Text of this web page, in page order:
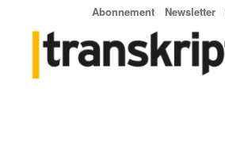
Abonnement Newsletter